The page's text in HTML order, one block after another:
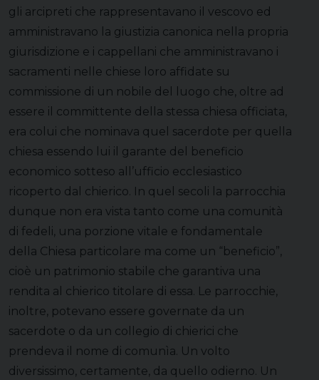
gli arcipreti che rappresentavano il vescovo ed
amministravano la giustizia canonica nella propria
giurisdizione e i cappellani che amministravano i
sacramenti nelle chiese loro affidate su
commissione di un nobile del luogo che, oltre ad
essere il committente della stessa chiesa officiata,
era colui che nominava quel sacerdote per quella
chiesa essendo lui il garante del beneficio
economico sotteso all’ufficio ecclesiastico
ricoperto dal chierico. In quel secoli la parrocchia
dunque non era vista tanto come una comunità
di fedeli, una porzione vitale e fondamentale
della Chiesa particolare ma come un “beneficio”,
cioè un patrimonio stabile che garantiva una
rendita al chierico titolare di essa. Le parrocchie,
inoltre, potevano essere governate da un
sacerdote o da un collegio di chierici che
prendeva il nome di comunìa. Un volto
diversissimo, certamente, da quello odierno. Un